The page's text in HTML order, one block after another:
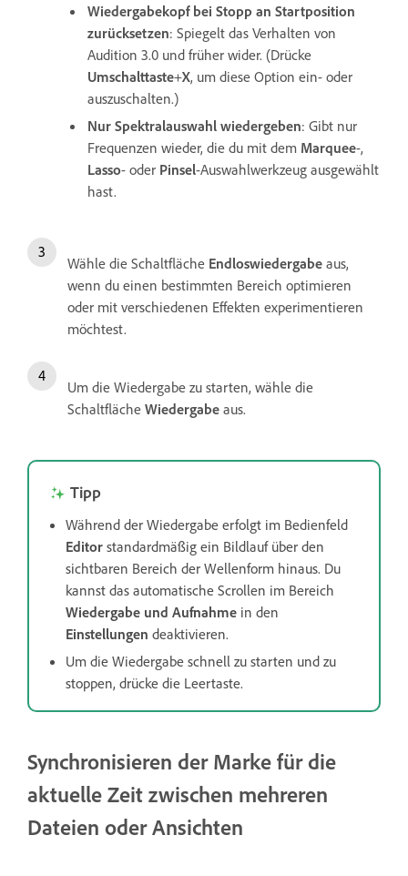
Wiedergabekopf bei Stopp an Startposition
zurücksetzen: Spiegelt das Verhalten von
Audition 3.0 und früher wider. (Drücke
Umschalttaste+X, um diese Option ein- oder
auszuschalten.)
Nur Spektralauswahl wiedergeben: Gibt nur
Frequenzen wieder, die du mit dem Marquee-,
Lasso- oder Pinsel-Auswahlwerkzeug ausgewählt
hast.
Wähle die Schaltfläche Endloswiedergabe aus,
wenn du einen bestimmten Bereich optimieren
oder mit verschiedenen Effekten experimentieren
möchtest.
Um die Wiedergabe zu starten, wähle die
Schaltfläche Wiedergabe aus.
Tipp
Während der Wiedergabe erfolgt im Bedienfeld
Editor standardmäßig ein Bildlauf über den
sichtbaren Bereich der Wellenform hinaus. Du
kannst das automatische Scrollen im Bereich
Wiedergabe und Aufnahme in den
Einstellungen deaktivieren.
Um die Wiedergabe schnell zu starten und zu
stoppen, drücke die Leertaste.
Synchronisieren der Marke für die
aktuelle Zeit zwischen mehreren
Dateien oder Ansichten